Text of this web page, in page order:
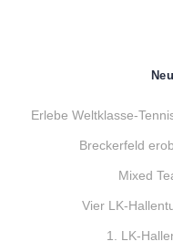
Erlebe Weltklasse-
Breckerfeld
Mixed
Vier LK-
1. LK-